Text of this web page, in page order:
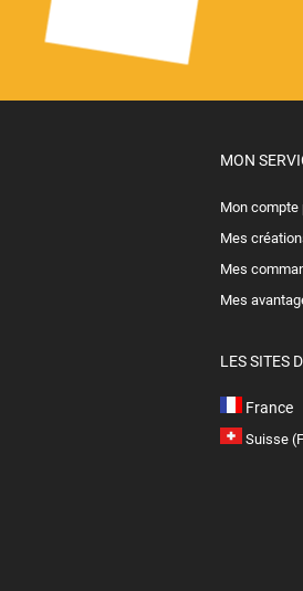
MON
Mon compte
Mes
Mes
Mes
LES SITES
France
Suisse